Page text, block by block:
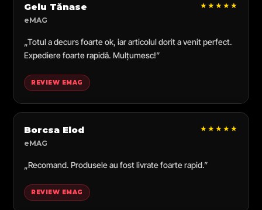
Gelu Tănase
eMAG
★★★★★
„Totul a decurs foarte ok, iar articolul dorit a venit perfect.
Expediere foarte rapidă. Mulțumesc!”
REVIEW EMAG
Borcsa Elod
eMAG
★★★★★
„Recomand. Produsele au fost livrate foarte rapid.”
REVIEW EMAG